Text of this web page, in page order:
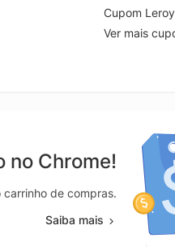
Cupom
Ver mais
no Chrome!
de compras.
Saiba mais